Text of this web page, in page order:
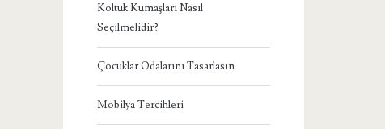
Koltuk Kumaşları Nasıl
Seçilmelidir?
Çocuklar Odalarını Tasarlasın
Mobilya Tercihleri